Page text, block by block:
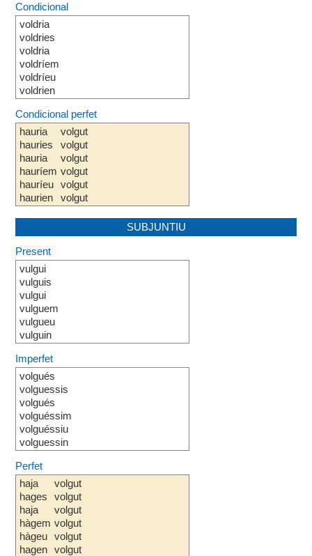
Condicional
voldria
voldries
voldria
voldríem
voldríeu
voldrien
Condicional perfet
hauria
hauries
hauria
hauríem
hauríeu
haurien
volgut
volgut
volgut
volgut
volgut
volgut
SUBJUNTIU
Present
vulgui
vulguis
vulgui
vulguem
vulgueu
vulguin
Imperfet
volgués
volguessis
volgués
volguéssim
volguéssiu
volguessin
Perfet
haja
hages
haja
hàgem
hàgeu
hagen
volgut
volgut
volgut
volgut
volgut
volgut